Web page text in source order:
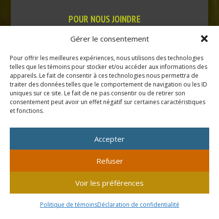
Gérer le consentement
Pour offrir les meilleures expériences, nous utilisons des technologies
telles que les témoins pour stocker et/ou accéder aux informations des
appareils. Le fait de consentir à ces technologies nous permettra de
traiter des données telles que le comportement de navigation ou les ID
uniques sur ce site. Le fait de ne pas consentir ou de retirer son
consentement peut avoir un effet négatif sur certaines caractéristiques
et fonctions.
Accepter
Refuser
Voir les préférences
Politique de témoinsDéclaration de confidentialité
POUR NOUS JOINDRE
769, Route Principale
Très-Saint-Rédempteur
Québec J0P 1P1
Téléphone : (450) 451-5203
Direction générale :
recep@tressaintredempteur.ca
© 2026 Tous droits réservés. Municipalité de Très-Saint-
Rédempteur.
Site réalisé parAcxcomen collaboration avecIsabelle